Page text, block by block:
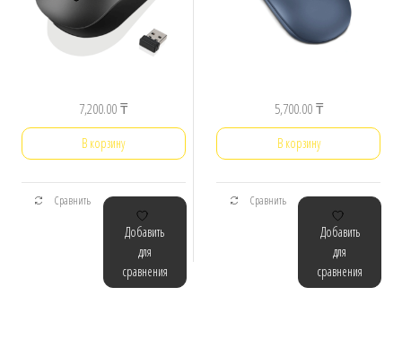
7,200.00₸
В корзину
Сравнить
Добавить
для
сравнения
5,700.00₸
В корзину
Сравнить
Добавить
для
сравнения